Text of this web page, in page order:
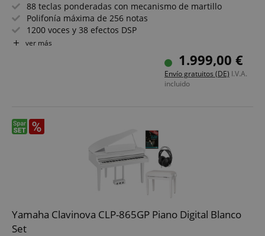
88 teclas ponderadas con mecanismo de martillo
Polifonía máxima de 256 notas
1200 voces y 38 efectos DSP
Función de streaming Bluetooth®
Funciones completas de acompañamiento con 270
Funciones Layer, Split y Twinova Piano
Función de grabación en MIDI o MP3
ver más
1.999,00 €
Envío gratuitos (DE) I.V.A.
incluido
Yamaha Clavinova CLP-865GP Piano Digital Blanco
Set